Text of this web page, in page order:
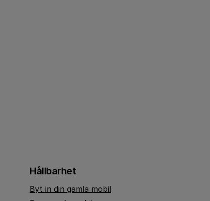
Hållbarhet
Byt in din gamla mobil